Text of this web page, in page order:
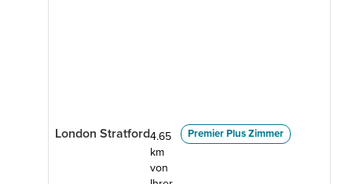
London Stratford4.65
km
von
Premier Plus Zimmer